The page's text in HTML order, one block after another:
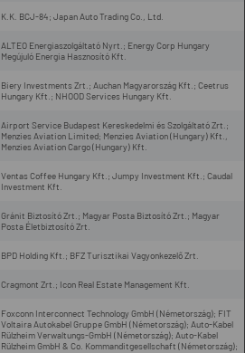
K.K. BCJ-84; Japan Auto Trading Co., Ltd.
ALTEO Energiaszolgáltató Nyrt.; Energy Corp Hungary
Megújuló Energia Hasznosító Kft.
Biery Investments Zrt.; Auchan Magyarország Kft.; Ceetrus
Hungary Kft.; NHOOD Services Hungary Kft.
Airport Service Budapest Kereskedelmi és Szolgáltató Zrt.;
Menzies Aviation Limited; Menzies Aviation (Hungary) Kft.,
Menzies Aviation Cargo (Hungary) Kft.
Ventas Coffee Hungary Kft.; Jumpy Investment Kft.; Caudal
Investment Kft.
Gránit Biztosító Zrt.; Magyar Posta Biztosító Zrt.; Magyar
Posta Életbiztosító Zrt.
BPD Holding Kft.; BFZ Turisztikai Vagyonkezelő Zrt.
Cragmont Zrt.; Icon Real Estate Management Kft.
Foxconn Interconnect Technology GmbH (Németország); FIT
Voltaira Autokabel Gruppe GmbH (Németország); Auto-Kabel
Rülzheim Verwaltungs-GmbH (Németország); Auto-Kabel
Rülzheim GmbH & Co. Kommanditgesellschaft (Németország);